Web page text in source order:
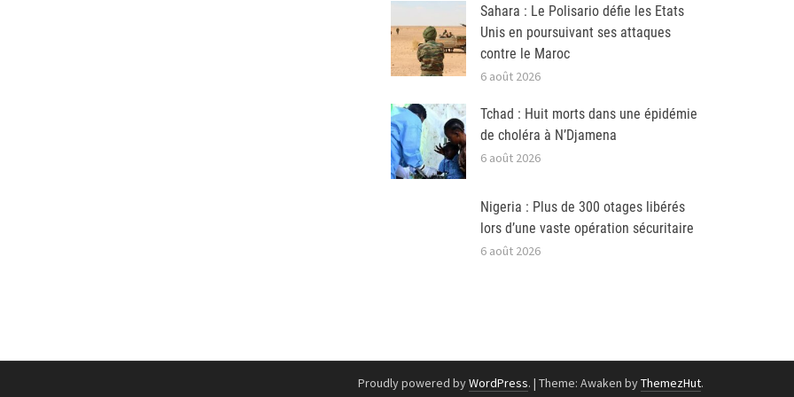
Sahara : Le Polisario défie les Etats
Unis en poursuivant ses attaques
contre le Maroc
6 août 2026
Tchad : Huit morts dans une épidémie
de choléra à N’Djamena
6 août 2026
Nigeria : Plus de 300 otages libérés
lors d’une vaste opération sécuritaire
6 août 2026
Proudly powered byWordPress. | Theme: Awaken byThemezHut.